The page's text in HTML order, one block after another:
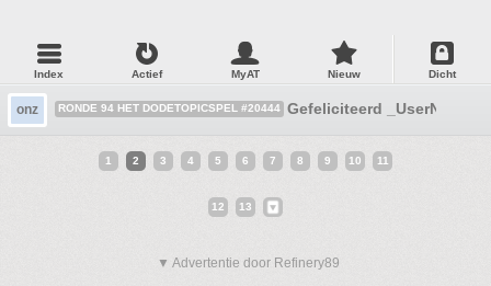
Index Actief MyAT Nieuw Dicht
onz RONDE 94 HET DODETOPICSPEL #20444 Gefeliciteerd _UserName_
1 2 3 4 5 6 7 8 9 10 11
12 13
▼ Advertentie door Refinery89